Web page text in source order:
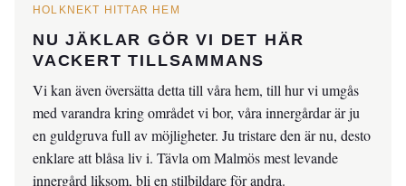
HOLKNEKT HITTAR HEM
NU JÄKLAR GÖR VI DET HÄR
VACKERT TILLSAMMANS
Vi kan även översätta detta till våra hem, till hur vi umgås
med varandra kring området vi bor, våra innergårdar är ju
en guldgruva full av möjligheter. Ju tristare den är nu, desto
enklare att blåsa liv i. Tävla om Malmös mest levande
innergård liksom, bli en stilbildare för andra.